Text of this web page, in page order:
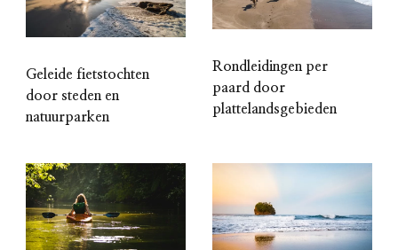
Geleide fietstochten
door steden en
natuurparken
Rondleidingen per
paard door
plattelandsgebieden